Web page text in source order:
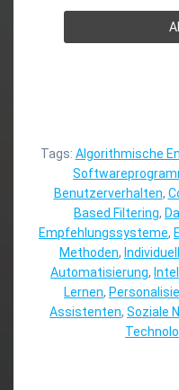
Tags: Algorithmische
Benutzerverhalten,
Based Filtering,
Empfehlungssysteme,
Methoden,
Automatisierung,
Lernen,
Assistenten, Soziale